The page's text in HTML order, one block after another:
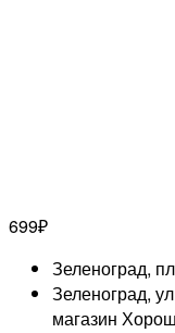
699₽
Зеленоград,
Зеленоград,
магазин